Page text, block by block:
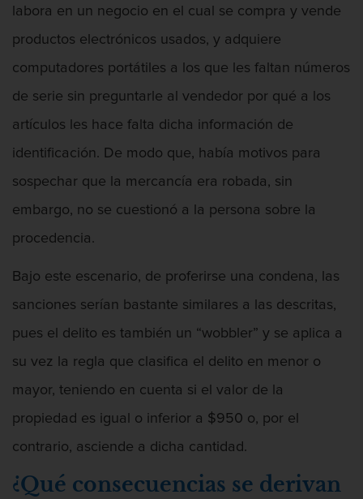
Contacto
labora en un negocio en el cual se compra y vende
productos electrónicos usados, y adquiere
computadores portátiles a los que les faltan números
de serie sin preguntarle al vendedor por qué a los
artículos les hace falta dicha información de
identificación. De modo que, había motivos para
sospechar que la mercancía era robada, sin
embargo, no se cuestionó a la persona sobre la
procedencia.
Bajo este escenario, de proferirse una condena, las
sanciones serían bastante similares a las descritas,
pues el delito es también un “wobbler” y se aplica a
su vez la regla que clasifica el delito en menor o
mayor, teniendo en cuenta si el valor de la
propiedad es igual o inferior a $950 o, por el
contrario, asciende a dicha cantidad.
¿Qué consecuencias se derivan